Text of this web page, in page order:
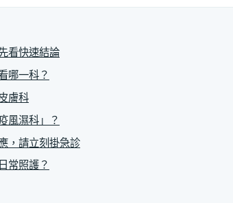
看快速結論
哪一科？
膚科
風濕科」？
，請立刻掛急診
常照護？